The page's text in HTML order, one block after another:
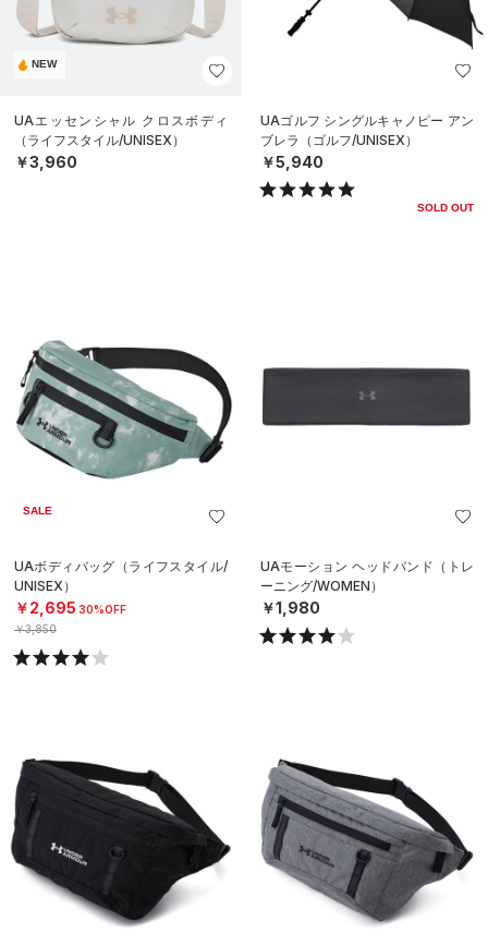
NEW
UAエッセンシャル クロスボディ
（ライフスタイル/UNISEX）
￥3,960
UAゴルフ シングルキャノピー アン
ブレラ（ゴルフ/UNISEX）
￥5,940
SOLD OUT
SALE
UAボディバッグ（ライフスタイル/
UNISEX）
￥2,695 30%OFF
￥3,850
UAモーション ヘッドバンド（トレ
ーニング/WOMEN）
￥1,980